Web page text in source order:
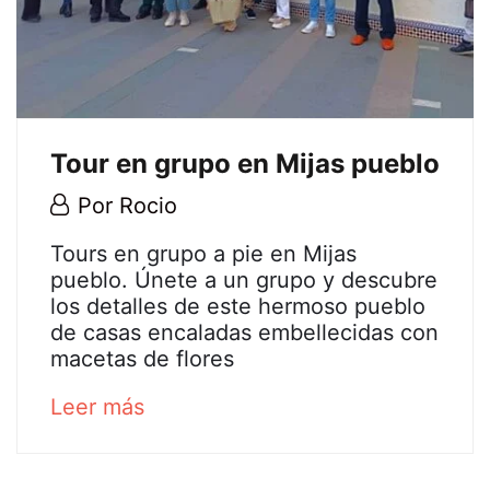
14T14:01:09+01:00
Tour en grupo en Mijas pueblo
31
2020
Por Rocio
Tour
en
grupo
en
Tours en grupo a pie en Mijas
pueblo. Únete a un grupo y descubre
los detalles de este hermoso pueblo
de casas encaladas embellecidas con
macetas de flores
Leer másabout